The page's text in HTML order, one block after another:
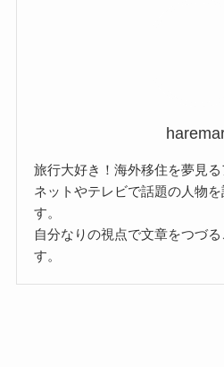
旅行大好き！海外移住を夢見る
ネットやテレビで話題の人物
す。
自分なりの視点で文章をつづ
す。